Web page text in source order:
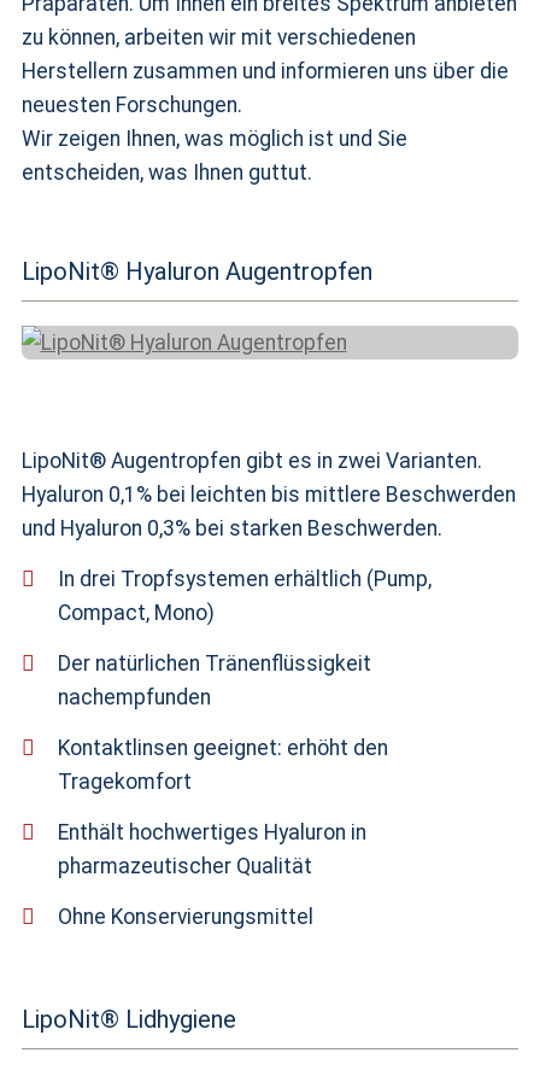
zu können, arbeiten wir mit verschiedenen
Herstellern zusammen und informieren uns über die
neuesten Forschungen.
Wir zeigen Ihnen, was möglich ist und Sie
entscheiden, was Ihnen guttut.
LipoNit® Hyaluron Augentropfen
LipoNit® Augentropfen gibt es in zwei Varianten.
Hyaluron 0,1% bei leichten bis mittlere Beschwerden
und Hyaluron 0,3% bei starken Beschwerden.
In drei Tropfsystemen erhältlich (Pump,
Compact, Mono)
Der natürlichen Tränenflüssigkeit
nachempfunden
Kontaktlinsen geeignet: erhöht den
Tragekomfort
Enthält hochwertiges Hyaluron in
pharmazeutischer Qualität
Ohne Konservierungsmittel
LipoNit® Lidhygiene